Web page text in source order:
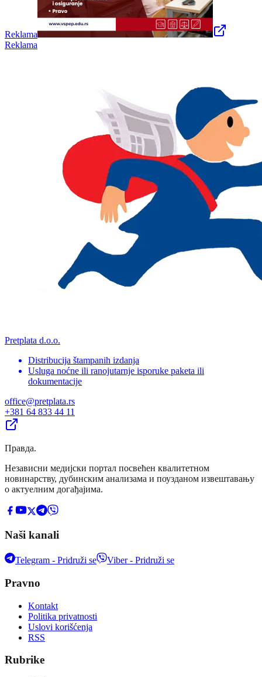
Reklama
Reklama
Pretplata d.o.o.
Distribucija štampanih izdanja
Usluga noćne ili ranojutarnje isporuke paketa ili
dokumentacije
office@pretplata.rs
+381 64 833 44 11
Правда.
Независни медијски портал посвећен квалитетном
новинарству, дубинским анализама и поузданом извештавању
о актуелним догађајима.
Naši kanali
Telegram - Pridruži se Viber - Pridruži se
Pravno
Kontakt
Politika privatnosti
Uslovi korišćenja
RSS
Rubrike